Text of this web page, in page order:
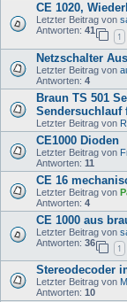
CE 1020,
Letzter Beitrag von
Antworten: 41
1
Netzschalter
Letzter Beitrag von
Antworten: 4
Braun TS 501
Sendersuchlauf
Letzter Beitrag von
CE1000 Dioden
Letzter Beitrag von
Antworten: 11
CE 16
Letzter Beitrag von
Antworten: 4
CE 1000 aus
Letzter Beitrag von
Antworten: 36
1
Stereodecoder
Letzter Beitrag von
Antworten: 10